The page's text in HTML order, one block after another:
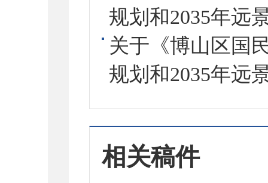
规划和2035年远
关于《博山区国
规划和2035年远
相关稿件